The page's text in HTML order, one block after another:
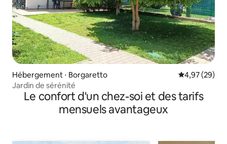
Hébergement ⋅ Borgaretto Évaluation
4,97 (29)
Jardin de sérénité
Le confort d'un chez-soi et des tarifs
mensuels avantageux